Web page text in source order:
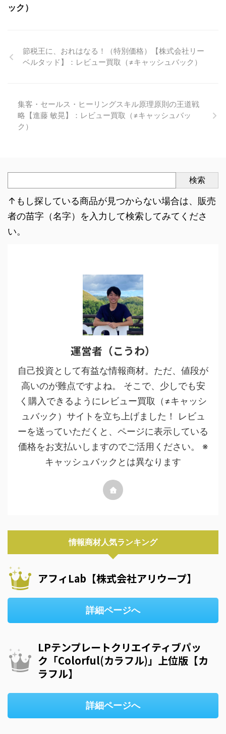
ック）
節税王に、おれはなる！（特別価格）【株式会社リー
ベルタッド】：レビュー買取（≠キャッシュバック）
集客・セールス・ヒーリングスキル原理原則の王道戦
略【進藤 敏晃】：レビュー買取（≠キャッシュバッ
ク）
検索
↑もし探している商品が見つからない場合は、販売
者の苗字（名字）を入力して検索してみてくださ
い。
運営者（こうわ）
自己投資として有益な情報商材。ただ、値段が
高いのが難点ですよね。 そこで、少しでも安
く購入できるようにレビュー買取（≠キャッシ
ュバック）サイトを立ち上げました！ レビュ
ーを送っていただくと、ページに表示している
価格をお支払いしますのでご活用ください。 ※
キャッシュバックとは異なります
情報商材人気ランキング
アフィLab【株式会社アリウープ】
詳細ページへ
LPテンプレートクリエイティブパッ
ク「Colorful(カラフル)」上位版【カ
ラフル】
詳細ページへ